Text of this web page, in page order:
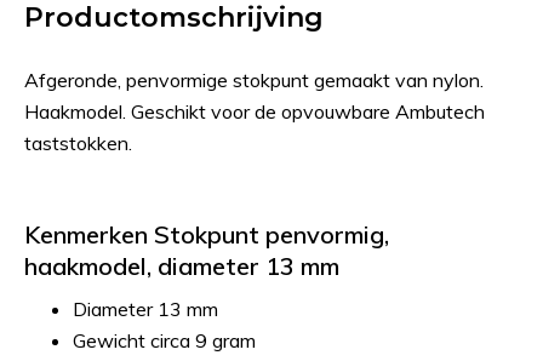
Productomschrijving
Afgeronde, penvormige stokpunt gemaakt van nylon.
Haakmodel. Geschikt voor de opvouwbare Ambutech
taststokken.
Kenmerken Stokpunt penvormig,
haakmodel, diameter 13 mm
Diameter 13 mm
Gewicht circa 9 gram